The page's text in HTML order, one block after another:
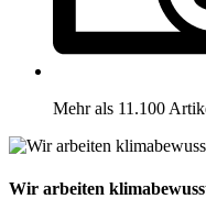
Mehr als 11.100
Wir arbeiten